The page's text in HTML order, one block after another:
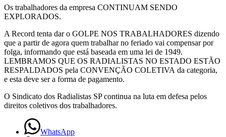
ano
passado
Os trabalhadores da empresa CONTINUAM SENDO
EXPLORADOS.
A Record tenta dar o GOLPE NOS TRABALHADORES dizendo
que a partir de agora quem trabalhar no feriado vai compensar por
folga, informando que está baseada em uma lei de 1949.
LEMBRAMOS QUE OS RADIALISTAS NO ESTADO ESTÃO
RESPALDADOS pela CONVENÇÃO COLETIVA da categoria,
e esta deve ser a forma de pagamento.
O Sindicato dos Radialistas SP continua na luta em defesa pelos
direitos coletivos dos trabalhadores.
WhatsApp